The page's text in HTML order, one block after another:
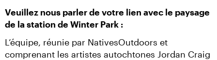
Veuillez nous parler de votre lien avec le paysage
de la station de Winter Park :
L’équipe, réunie par NativesOutdoors et
comprenant les artistes autochtones Jordan Craig